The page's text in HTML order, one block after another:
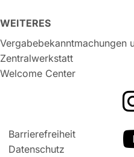
WEITERES
Vergabebekanntmachungen
Zentralwerkstatt
Welcome Center
Barrierefreiheit
Datenschutz